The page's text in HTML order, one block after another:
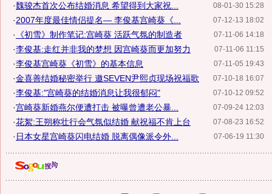
08-01-30 15:28
·魏骏杰首次公布结婚消息 希望得到大家祝...
07-12-13 18:02
·2007年度最佳情侣提名— 李俊基宫崎葵《...
07-11-06 14:18
· 《初雪》制作笔记:宫崎葵 活跃气氛的制造者
07-11-06 11:15
·李俊基:走红并非我的梦想 因宫崎葵而更加努力
07-11-05 19:43
·李俊基宫崎葵《初雪》的基本信息
07-10-18 16:07
·金喜善结婚秘密举行 邀SEVEN尹熙贞现场祝福歌
07-10-12 09:52
·李俊基:"宫崎葵的结婚消息让我很郁闷"
07-09-24 12:03
·宫崎葵新婚燕尔便遭打击 被曝曾遭老公暴...
07-08-23 16:52
·花絮:王朔称壮行会气氛似结婚 献祝福不肯上台
07-06-19 11:30
· 日本女星宫崎葵闪电结婚 脱离偶像派令外...